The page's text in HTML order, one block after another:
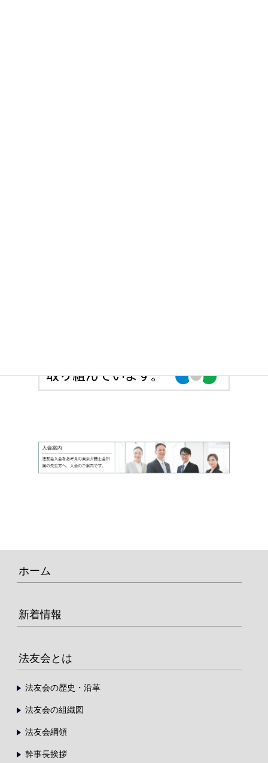
ホーム
新着情報
法友会とは
法友会の歴史・沿革
法友会の組織図
法友会綱領
幹事長挨拶